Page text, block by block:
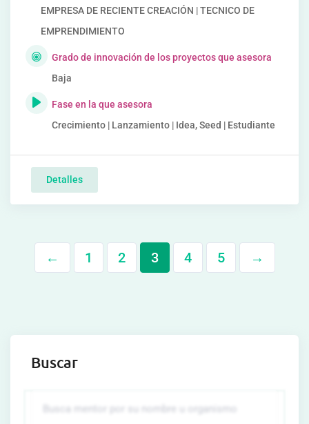
EMPRESA DE RECIENTE CREACIÓN | TECNICO DE
EMPRENDIMIENTO
Grado de innovación de los proyectos que asesora
Baja
Fase en la que asesora
Crecimiento | Lanzamiento | Idea, Seed | Estudiante
Detalles
← 1 2 3 4 5 →
Buscar